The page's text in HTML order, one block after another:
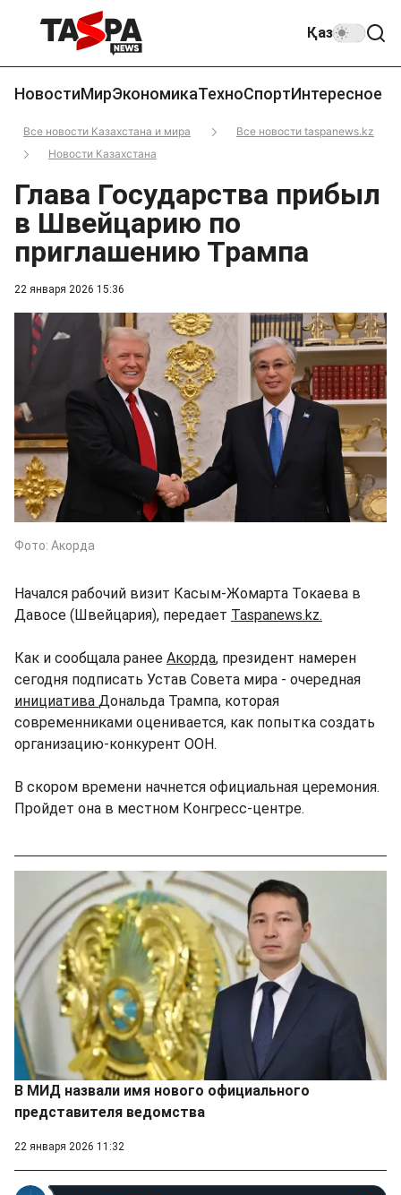
Қаз
НовостиМирЭкономикаТехноСпортИнтересное
Все новости Казахстана и мира
Все новости taspanews.kz
Новости Казахстана
22 января 2026 15:36
Глава Государства прибыл
в Швейцарию по
приглашению Трампа
Фото: Акорда
Начался рабочий визит Касым-Жомарта Токаева в
Давосе (Швейцария), передает Taspanews.kz.
Как и сообщала ранее Акорда, президент намерен
сегодня подписать Устав Совета мира - очередная
инициатива Дональда Трампа, которая
современниками оценивается, как попытка создать
организацию-конкурент ООН.
В скором времени начнется официальная церемония.
Пройдет она в местном Конгресс-центре.
В МИД назвали имя нового официального
представителя ведомства
22 января 2026 11:32